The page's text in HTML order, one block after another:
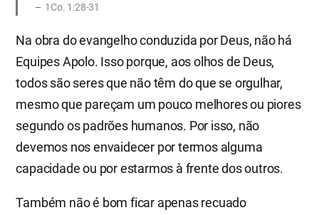
1Co. 1:28-31
Na obra do evangelho conduzida por Deus, não há
Equipes Apolo. Isso porque, aos olhos de Deus,
todos são seres que não têm do que se orgulhar,
mesmo que pareçam um pouco melhores ou piores
segundo os padrões humanos. Por isso, não
devemos nos envaidecer por termos alguma
capacidade ou por estarmos à frente dos outros.
Também não é bom ficar apenas recuado